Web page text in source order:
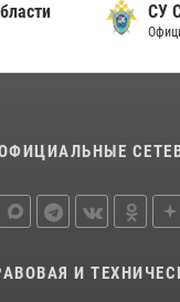
хищении
СУ
И